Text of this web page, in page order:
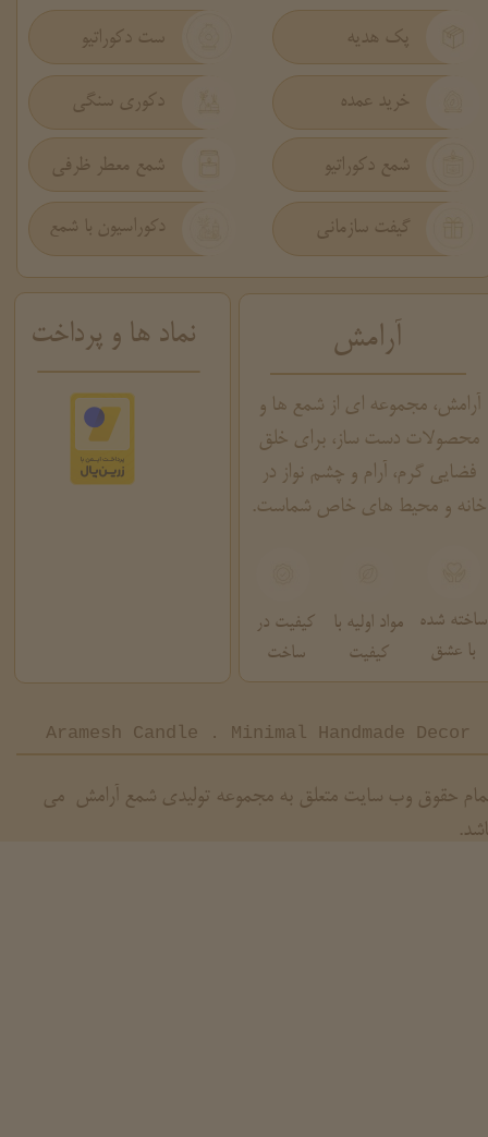
حقوق وب سایت متعلق به مجموعه تولیدی شمع آرامش می
شمع معطر ظرفی
گیفت سازمانی دکوراسیون با شمع
شمع دکوراتیو
دکوری سنگی
پک هدیه ست دکوراتیو
خرید عمده
نماد ها و پرداخت آرامش
آرامش، مجموعه ای از شمع ها و
محصولات دست ساز، برای خلق
فضایی گرم، آرام و چشم نواز در
خانه و محیط های خاص شماست.
ساخته شده
با عشق
مواد اولیه با
کیفیت
کیفیت در
ساخت
Aramesh Candle . Minimal Handmade Decor